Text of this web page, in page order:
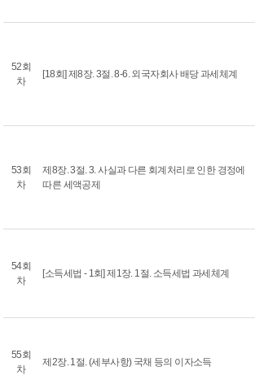
52회
차
[18회] 제8장. 3절. 8-6. 외국자회사 배당 과세체계
53회
차
제8장. 3절. 3. 사실과 다른 회계처리로 인한 경정에
따른 세액공제
54회
차
[소득세법 - 1회] 제1장. 1절. 소득세법 과세체계
55회
차
제2장. 1절. (세부사항) 국채 등의 이자소득